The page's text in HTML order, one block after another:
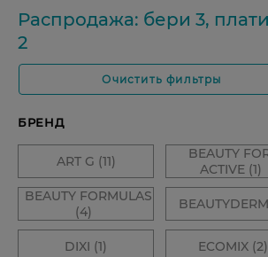
Распродажа: бери 3,
2
Очистить фильтры